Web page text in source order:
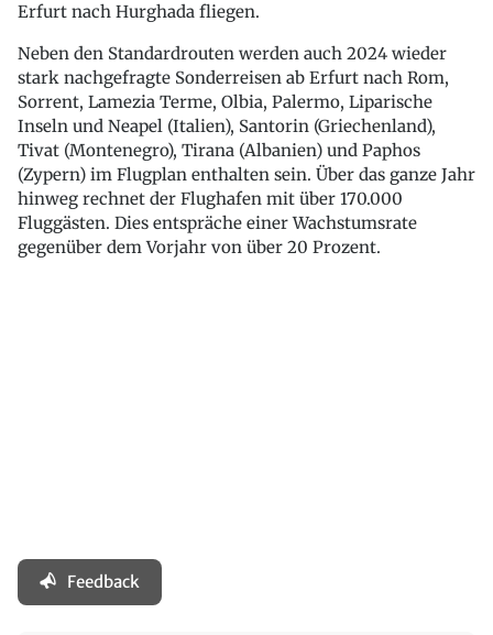
Erfurt nach Hurghada fliegen.
Neben den Standardrouten werden auch 2024 wieder
stark nachgefragte Sonderreisen ab Erfurt nach Rom,
Sorrent, Lamezia Terme, Olbia, Palermo, Liparische
Inseln und Neapel (Italien), Santorin (Griechenland),
Tivat (Montenegro), Tirana (Albanien) und Paphos
(Zypern) im Flugplan enthalten sein. Über das ganze Jahr
hinweg rechnet der Flughafen mit über 170.000
Fluggästen. Dies entspräche einer Wachstumsrate
gegenüber dem Vorjahr von über 20 Prozent.
Feedback